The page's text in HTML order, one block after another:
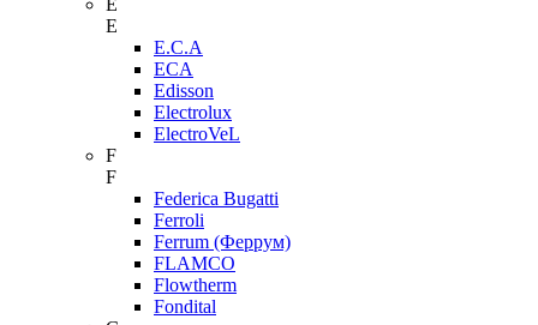
E
E
E.C.A
ECA
Edisson
Electrolux
ElectroVeL
F
F
Federica Bugatti
Ferroli
Ferrum (Феррум)
FLAMCO
Flowtherm
Fondital